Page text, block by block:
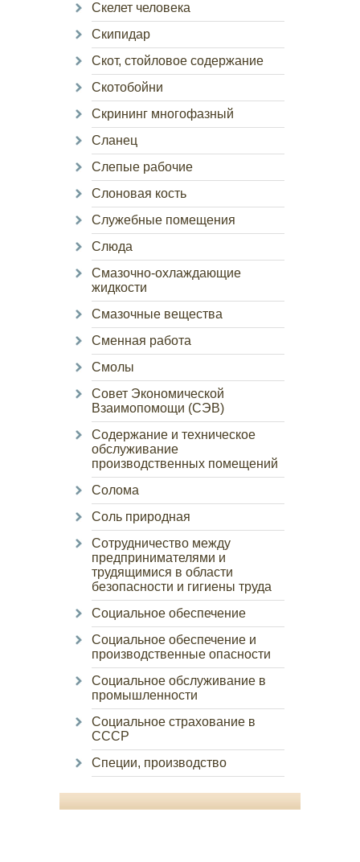
Скелет человека
Скипидар
Скот, стойловое содержание
Скотобойни
Скрининг многофазный
Сланец
Слепые рабочие
Слоновая кость
Служебные помещения
Слюда
Смазочно-охлаждающие
жидкости
Смазочные вещества
Сменная работа
Смолы
Совет Экономической
Взаимопомощи (СЭВ)
Содержание и техническое
обслуживание
производственных помещений
Солома
Соль природная
Сотрудничество между
предпринимателями и
трудящимися в области
безопасности и гигиены труда
Социальное обеспечение
Социальное обеспечение и
производственные опасности
Социальное обслуживание в
промышленности
Социальное страхование в
СССР
Специи, производство